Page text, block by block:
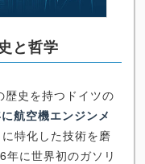
と哲学
史を持つドイツの
航空機エンジンメ
特化した技術を磨
に世界初のガソリ